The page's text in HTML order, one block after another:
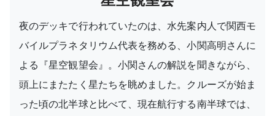
夜のデッキで行われていたのは、水先案内人で関西モ
バイルプラネタリウム代表を務める、小関高明さんに
よる『星空観望会』。小関さんの解説を聞きながら、
頭上にまたたく星たちを眺めました。クルーズが始ま
った頃の北半球と比べて、現在航行する南半球では、